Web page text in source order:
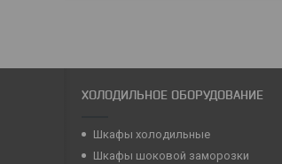
ХОЛОДИЛЬНОЕ ОБОРУДОВАНИЕ
Шкафы холодильные
Шкафы шоковой заморозки